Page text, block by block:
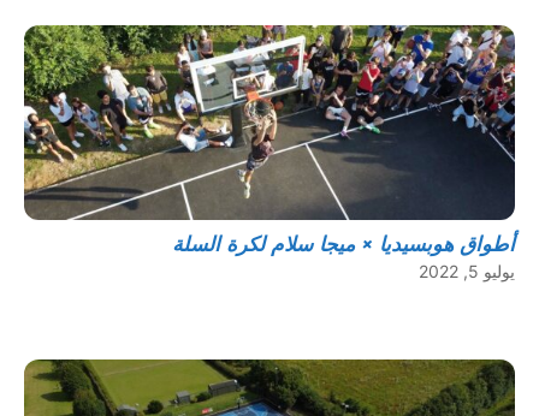
أطواق هوبسيديا × ميجا سلام لكرة السلة
يوليو 5, 2022